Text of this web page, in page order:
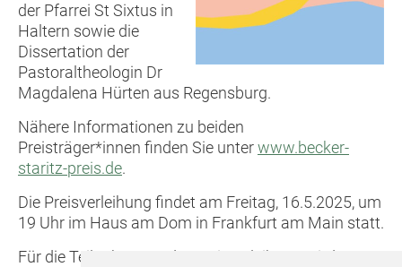
der Pfarrei St Sixtus in
Haltern sowie die
Dissertation der
Pastoraltheologin Dr
Magdalena Hürten aus Regensburg.
Nähere Informationen zu beiden
Preisträger*innen finden Sie unterwww.becker-
staritz-preis.de.
Die Preisverleihung findet am Freitag, 16.5.2025, um
19 Uhr im Haus am Dom in Frankfurt am Main statt.
Für die Teilnahme an der Preisverleihung wird um